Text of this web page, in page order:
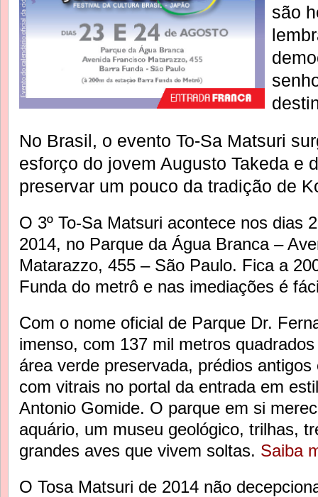
são
No Brasil, o evento To-Sa Matsuri
esforço do jovem Augusto Takeda e
preservar um pouco da tradição de
O 3º To-Sa Matsuri acontece nos dias
2014, no Parque da Água Branca –
Matarazzo, 455 – São Paulo. Fica a
Funda do metrô e nas imediações é
Com o nome oficial de Parque Dr.
imenso, com 137 mil metros
área verde preservada, prédios
com vitrais no portal da entrada em
Antonio Gomide. O parque em si
aquário, um museu geológico, trilhas,
grandes aves que vivem soltas. Saiba
O Tosa Matsuri de 2014 não